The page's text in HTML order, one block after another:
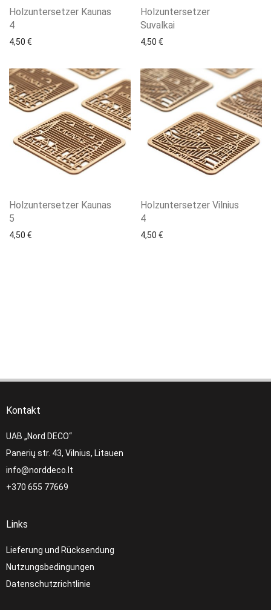
Holzuntersetzer Kaunas
4
4,50 €
Holzuntersetzer
Suvalkai
4,50 €
Holzuntersetzer Kaunas
5
4,50 €
Holzuntersetzer Vilnius
4
4,50 €
Kontakt
UAB „Nord DECO“
Panerių str. 43, Vilnius, Litauen
info@norddeco.lt
+370 655 77669
Links
Lieferung und Rücksendung
Nutzungsbedingungen
Datenschutzrichtlinie